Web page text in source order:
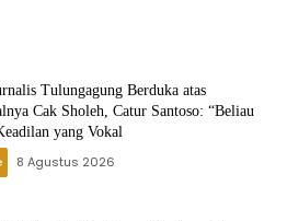
Tulungagung Berduka atas
Cak Sholeh, Catur Santoso: “Beliau
yang Vokal
8 Agustus 2026